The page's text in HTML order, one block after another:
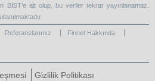
BİST’e ait olup, bu veriler tekrar yayınlanamaz.
Referanslarımız Finnet Hakkında
Gizlilik Politikası